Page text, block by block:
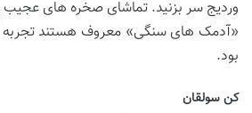
وردیج سر بزنید. تماشای صخره های عجیب
«آدمک های سنگی» معروف هستند تجربه
بود.
کن سولقان